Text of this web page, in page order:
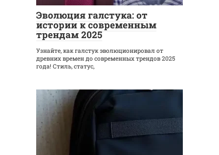
Эволюция галстука: от
истории к современным
трендам 2025
Узнайте, как галстук эволюционировал от
древних времен до современных трендов 2025
года! Стиль, статус,